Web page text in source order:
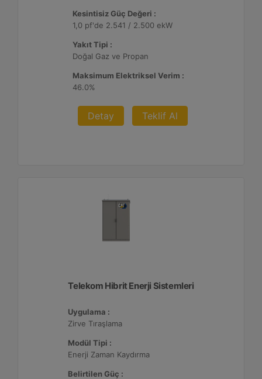
Kesintisiz Güç Değeri :
1,0 pf'de 2.541 / 2.500 ekW
Yakıt Tipi :
Doğal Gaz ve Propan
Maksimum Elektriksel Verim :
46.0%
Detay Teklif Al
Telekom Hibrit Enerji Sistemleri
Uygulama :
Zirve Tıraşlama
Modül Tipi :
Enerji Zaman Kaydırma
Belirtilen Güç :